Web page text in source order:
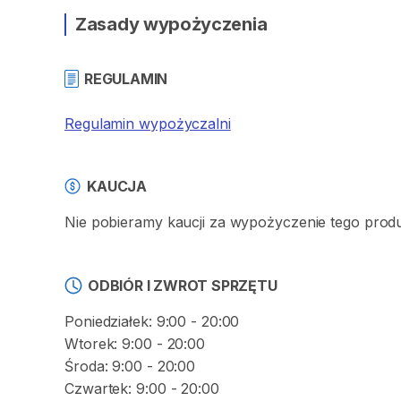
Zasady wypożyczenia
REGULAMIN
Regulamin wypożyczalni
KAUCJA
Nie pobieramy kaucji za wypożyczenie tego
ODBIÓR I ZWROT SPRZĘTU
Poniedziałek: 9:00 - 20:00
Wtorek: 9:00 - 20:00
Środa: 9:00 - 20:00
Czwartek: 9:00 - 20:00